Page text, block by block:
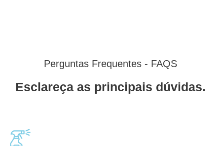
Perguntas Frequentes - FAQS
Esclareça as principais dúvidas.